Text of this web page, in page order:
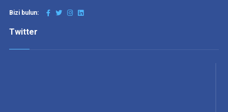
Bizi bulun:
Twitter